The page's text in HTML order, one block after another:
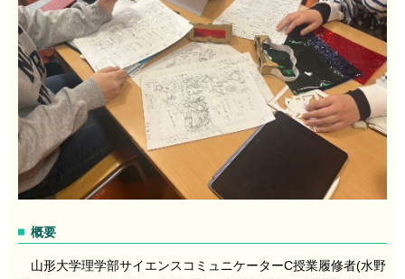
概要
山形大学理学部サイエンスコミュニケーターC授業履修者(水野